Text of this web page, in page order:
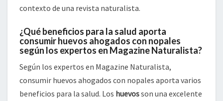
contexto de una revista naturalista.
¿Qué beneficios para la salud aporta
consumir huevos ahogados con nopales
según los expertos en Magazine Naturalista?
Según los expertos en Magazine Naturalista,
consumir huevos ahogados con nopales aporta varios
beneficios para la salud. Los huevosson una excelente